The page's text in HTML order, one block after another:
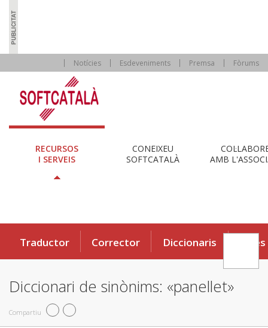
Notícies Esdeveniments Premsa Fòrums
RECURSOS
I SERVEIS
CONEIXEU
SOFTCATALÀ
AMB
Traductor Corrector Diccionaris Eines
Diccionari de sinònims: «panellet»
Compartiu